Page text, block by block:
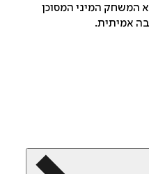
המשחק המיני המסוכן
אמיתית.